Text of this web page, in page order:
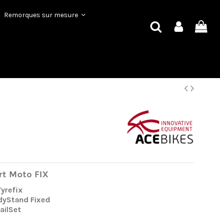
Remorques sur mesure
Moto FIX
Fixed